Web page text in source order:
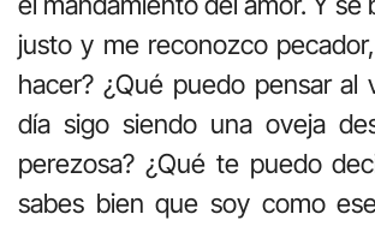
justo y me reconozco
hacer? ¿Qué puedo pensar al
día sigo siendo una oveja
perezosa? ¿Qué te puedo
sabes bien que soy como